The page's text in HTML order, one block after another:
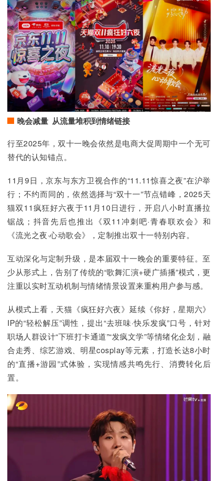
晚会减量 从流量堆积到情绪链接
行至2025年，双十一晚会依然是电商大促周期中一个无可
替代的认知锚点。
11月9日，京东与东方卫视合作的“11.11惊喜之夜”在沪举
行；不约而同的，依然选择与“双十一”节点错峰，2025天
猫双11疯狂好六夜于11月10日进行，开启八小时直播拉
锯战；抖音先后也推出《双11冲刺吧·青春联欢会》和
《流光之夜·心动歌会》，定制推出双十一特别内容。
互动深化与定制升级，是本届双十一晚会的重要特征。至
少从形式上，告别了传统的“歌舞汇演+硬广插播”模式，更
注重以实时互动机制与情绪情景设置来重构用户参与感。
从模式上看，天猫《疯狂好六夜》延续《你好，星期六》
IP的“轻松解压”调性，提出“去班味·快乐发疯”口号，针对
职场人群设计“下班打卡通道”“发疯文学”等情绪化企划，融
合走秀、综艺游戏、明星cosplay等元素，打造长达8小时
的“直播+游园”式体验，实现情感共鸣先行、消费转化后
置。